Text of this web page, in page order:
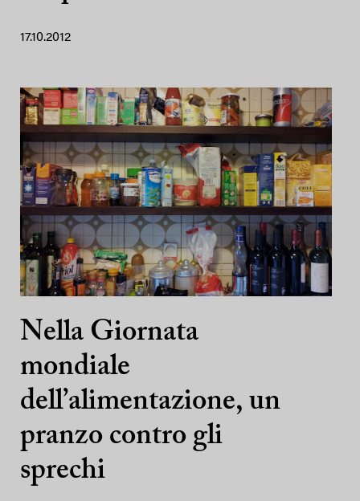
17.10.2012
Nella Giornata
mondiale
dell’alimentazione, un
pranzo contro gli
sprechi